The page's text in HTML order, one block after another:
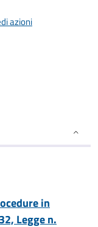
azioni
in
Legge n.